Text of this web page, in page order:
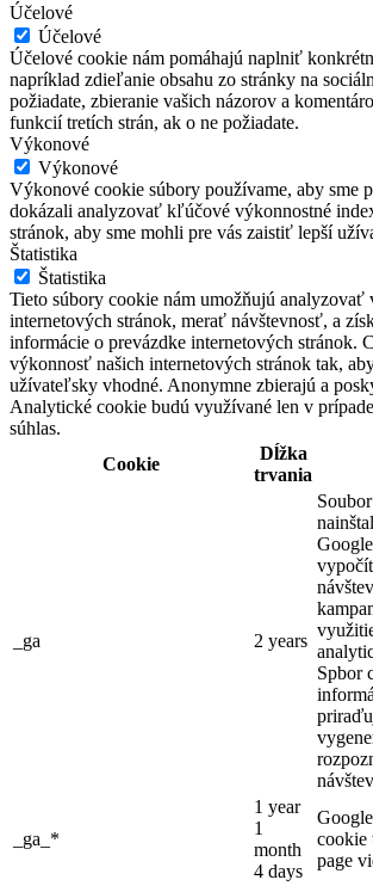
Účelové
Účelové
Účelové cookie nám pomáhajú naplniť
napríklad zdieľanie obsahu zo stránky na
požiadate, zbieranie vašich názorov a
funkcií tretích strán, ak o ne požiadate.
Výkonové
Výkonové
Výkonové cookie súbory používame, aby sme
dokázali analyzovať kľúčové výkonnostné
stránok, aby sme mohli pre vás zaistiť lepší
Štatistika
Štatistika
Tieto súbory cookie nám umožňujú analyzovať
internetových stránok, merať návštevnosť, a
informácie o prevázdke internetových stránok.
výkonnosť našich internetových stránok tak,
užívateľsky vhodné. Anonymne zbierajú a
Analytické cookie budú využívané len v
súhlas.
Cookie
Dĺžka
trvania
_ga 2 years
Spbor
_ga_*
1 year
1
month
4 days
cookie
page